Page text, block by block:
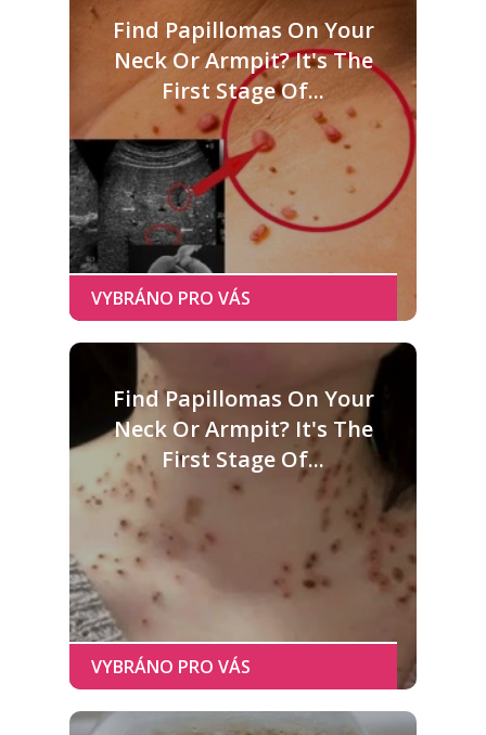
Find Papillomas On Your
Neck Or Armpit? It's The
First Stage Of...
Find Papillomas On Your
Neck Or Armpit? It's The
First Stage Of...